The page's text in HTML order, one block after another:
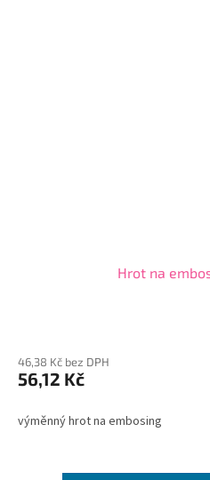
Hrot na
46,38 Kč bez DPH
56,12 Kč
výměnný hrot na embosing